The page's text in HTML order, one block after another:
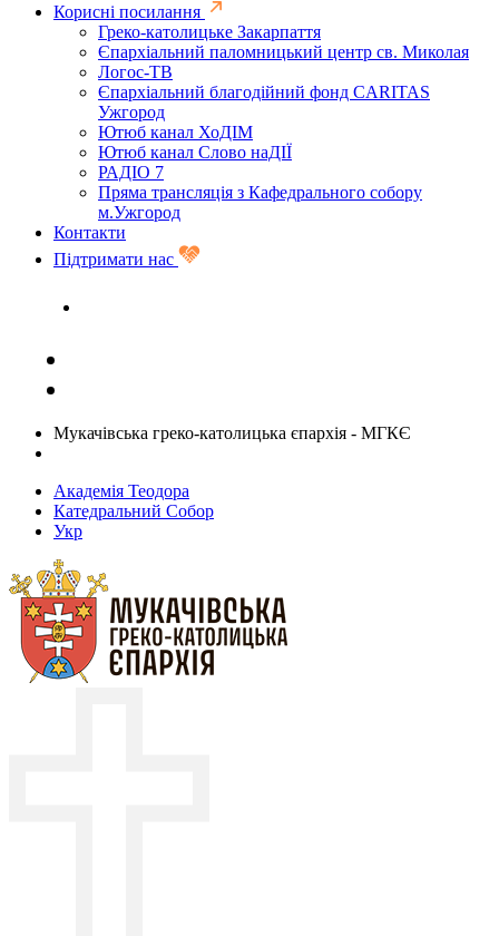
Корисні посилання
Греко-католицьке Закарпаття
Єпархіальний паломницький центр св. Миколая
Логос-ТВ
Єпархіальний благодійний фонд CARITAS
Ужгород
Ютюб канал ХоДІМ
Ютюб канал Слово наДІЇ
РАДІО 7
Пряма трансляція з Кафедрального собору
м.Ужгород
Контакти
Підтримати нас
Мукачівська греко-католицька єпархія - МГКЄ
Академія Теодора
Катедральний Собор
Укр